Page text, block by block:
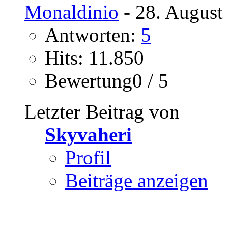
Monaldinio - 28.
Antworten: 5
Hits: 11.850
Bewertung0 / 5
Letzter Beitrag von
Skyvaheri
Profil
Beiträge anzeigen